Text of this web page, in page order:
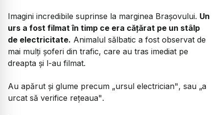
Imagini incredibile suprinse la marginea Brașovului. Un
urs a fost filmat în timp ce era cățărat pe un stâlp
de electricitate. Animalul sălbatic a fost observat de
mai mulți șoferi din trafic, care au tras imediat pe
dreapta și l-au filmat.
Au apărut și glume precum „ursul electrician", sau „a
urcat să verifice rețeaua".